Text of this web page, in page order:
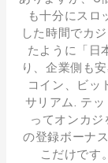
も十分にスロ
した時間でカ
たように「日
り、企業側も
コイン、ビッ
サリアム. テ
ってオンカ
の登録ボーナ
こだけです